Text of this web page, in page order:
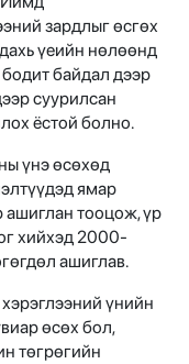
зардлыг өсгөх
үеийн нөлөөнд
байдал дээр
суурилсан
ёстой болно.
үнэ өсөхөд
ямар
ашиглан тооцож, үр
хийхэд 2000-
ашиглав.
үнийн
өсөх бол,
төгрөгийн